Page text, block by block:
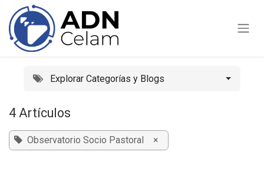
Ir al contenido
Explorar Categorías y Blogs
4 Artículos
Observatorio Socio Pastoral ×